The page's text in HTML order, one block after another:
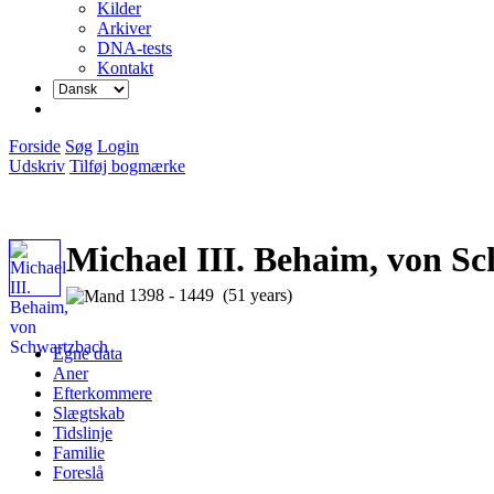
Kilder
Arkiver
DNA-tests
Kontakt
Forside Søg Login
Udskriv Tilføj bogmærke
Michael III. Behaim, von
1398 - 1449 (51 years)
Egne data
Aner
Efterkommere
Slægtskab
Tidslinje
Familie
Foreslå